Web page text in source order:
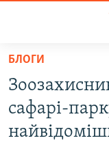
Перейти
основного
матеріалу
Перейти
до
ВОДА.КРИМ
ВІДЕО ТА ФОТО
БЛОГИ
сафарі-